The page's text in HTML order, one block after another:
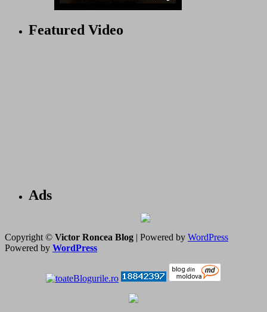
Featured Video
Ads
Copyright © Victor Roncea Blog | Powered by WordPress
Powered by WordPress